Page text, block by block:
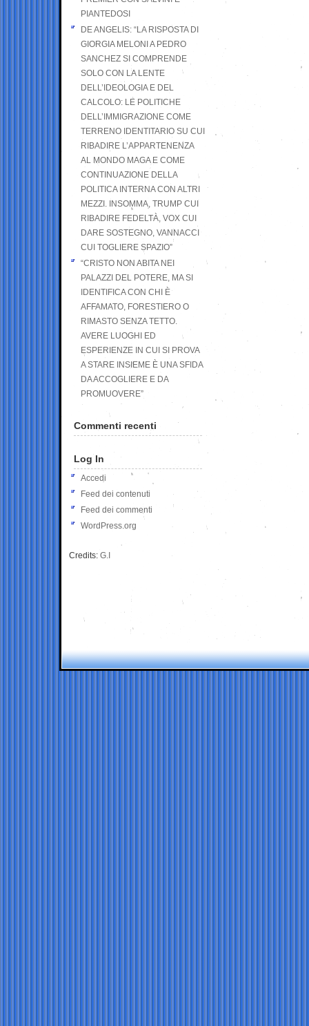
PIANTEDOSI
DE ANGELIS: “LA RISPOSTA DI
GIORGIA MELONI A PEDRO
SANCHEZ SI COMPRENDE
SOLO CON LA LENTE
DELL’IDEOLOGIA E DEL
CALCOLO: LE POLITICHE
DELL’IMMIGRAZIONE COME
TERRENO IDENTITARIO SU CUI
RIBADIRE L’APPARTENENZA
AL MONDO MAGA E COME
CONTINUAZIONE DELLA
POLITICA INTERNA CON ALTRI
MEZZI. INSOMMA, TRUMP CUI
RIBADIRE FEDELTÀ, VOX CUI
DARE SOSTEGNO, VANNACCI
CUI TOGLIERE SPAZIO”
“CRISTO NON ABITA NEI
PALAZZI DEL POTERE, MA SI
IDENTIFICA CON CHI È
AFFAMATO, FORESTIERO O
RIMASTO SENZA TETTO.
AVERE LUOGHI ED
ESPERIENZE IN CUI SI PROVA
A STARE INSIEME È UNA SFIDA
DA ACCOGLIERE E DA
PROMUOVERE”
Commenti recenti
Log In
Accedi
Feed dei contenuti
Feed dei commenti
WordPress.org
Credits: G.I